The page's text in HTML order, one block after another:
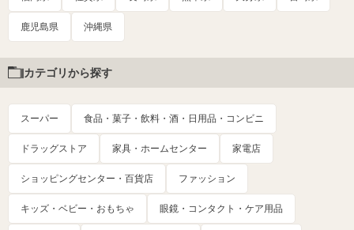
鹿児島県 沖縄県
カテゴリから探す
スーパー 食品・菓子・飲料・酒・日用品・コンビニ
ドラッグストア 家具・ホームセンター 家電店
ショッピングセンター・百貨店 ファッション
キッズ・ベビー・おもちゃ 眼鏡・コンタクト・ケア用品